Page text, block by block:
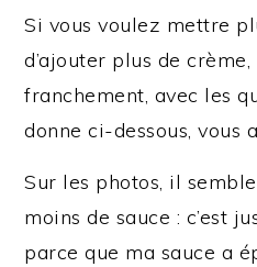
Si vous voulez mettre
d’ajouter plus de
franchement, avec les
donne ci-dessous, vous
Sur les photos, il
moins de sauce : c’est
parce que ma sauce a